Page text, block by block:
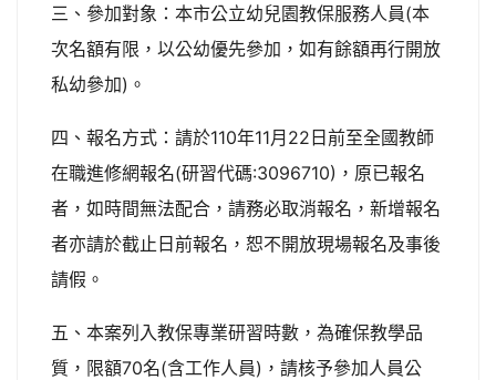
三、參加對象：本市公立幼兒園教保服務人員(本
次名額有限，以公幼優先參加，如有餘額再行開放
私幼參加)。
四、報名方式：請於110年11月22日前至全國教師
在職進修網報名(研習代碼:3096710)，原已報名
者，如時間無法配合，請務必取消報名，新增報名
者亦請於截止日前報名，恕不開放現場報名及事後
請假。
五、本案列入教保專業研習時數，為確保教學品
質，限額70名(含工作人員)，請核予參加人員公